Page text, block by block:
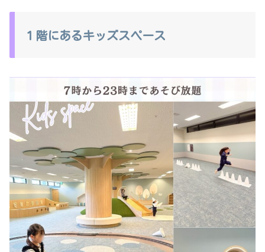
１階にあるキッズスペース